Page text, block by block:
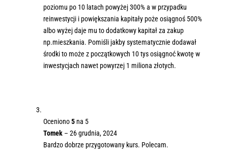
poziomu po 10 latach powyżej 300% a w przypadku
reinwestycji i powiększania kapitały poże osiągnoś 500%
albo wyżej daje mu to dodatkowy kapitał za zakup
np.mieszkania. Pomiśli jakby systematycznie dodawał
środki to może z początkowych 10 tys osiągnoć kwotę w
inwestycjach nawet powyrzej 1 miliona złotych.
Oceniono5na 5
Tomek – 26 grudnia, 2024
Bardzo dobrze przygotowany kurs. Polecam.